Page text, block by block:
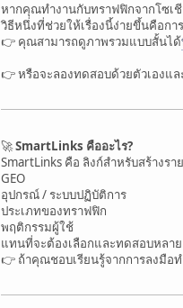
หากคุณทำงานกับทราฟฟิกจากโซเ
วิธีหนึ่งที่ช่วยให้เรื่องนี้ง่ายขึ้นคือกา
👉 คุณสามารถดูภาพรวมแบบสั้นได้
👉 หรือจะลองทดสอบด้วยตัวเองแ
🚀SmartLinks คืออะไร?
SmartLinks คือ ลิงก์สำหรับสร้างร
GEO
อุปกรณ์ / ระบบปฏิบัติการ
ประเภทของทราฟฟิก
พฤติกรรมผู้ใช้
แทนที่จะต้องเลือกและทดสอบหลา
👉 ถ้าคุณชอบเรียนรู้จากการลงมือ